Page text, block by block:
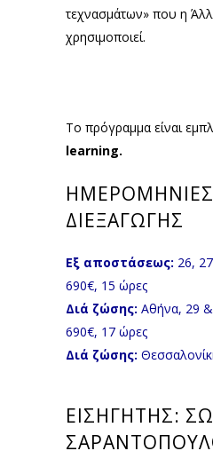
τεχνασμάτων» που η
χρησιμοποιεί.
Το πρόγραμμα είναι
learning.
ΗΜΕΡΟΜΗΝΙΕΣ
ΔΙΕΞΑΓΩΓΗΣ
Εξ αποστάσεως: 26,
690€, 15 ώρες
Διά ζώσης: Αθήνα, 29
690€, 17 ώρες
Διά ζώσης:
ΕΙΣΗΓΗΤΗΣ: